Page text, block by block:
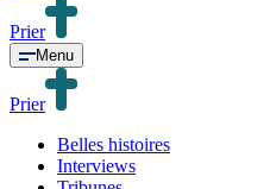
Prier
Menu
Prier
Belles histoires
Interviews